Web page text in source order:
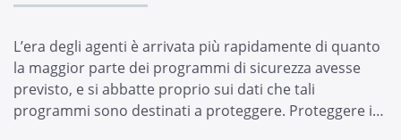
L’era degli agenti è arrivata più rapidamente di quanto
la maggior parte dei programmi di sicurezza avesse
previsto, e si abbatte proprio sui dati che tali
programmi sono destinati a proteggere. Proteggere i